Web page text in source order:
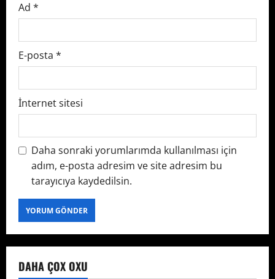
Ad *
E-posta *
İnternet sitesi
Daha sonraki yorumlarımda kullanılması için
adım, e-posta adresim ve site adresim bu
tarayıcıya kaydedilsin.
DAHA ÇOX OXU